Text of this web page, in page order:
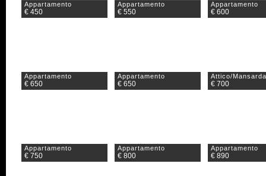
Appartamento
€ 450
Appartamento
€ 550
Appartamento
€ 600
Appartamento
€ 650
Appartamento
€ 650
Attico/Mansarda
€ 700
Appartamento
€ 750
Appartamento
€ 800
Appartamento
€ 890